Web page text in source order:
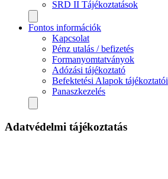
SRD II Tájékoztatások
Fontos információk
Kapcsolat
Pénz utalás / befizetés
Formanyomtatványok
Adózási tájékoztató
Befektetési Alapok tájékoztatói
Panaszkezelés
Adatvédelmi tájékoztatás